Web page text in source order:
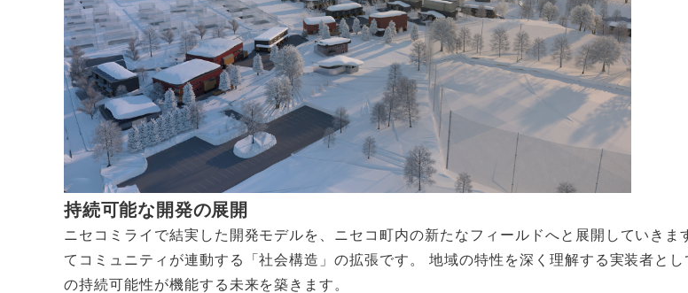
持続可能な開発の展開
ニセコミライで結実した開発モデルを、ニセコ町内の新たなフィールドへと展開していき
てコミュニティが連動する「社会構造」の拡張です。 地域の特性を深く理解する実装者と
の持続可能性が機能する未来を築きます。